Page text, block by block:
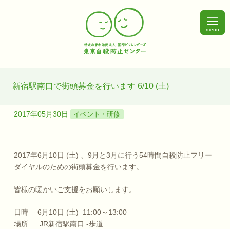
menu
新宿駅南口で街頭募金を行います 6/10 (土)
2017年05月30日 イベント・研修
2017年6月10日 (土) 、9月と3月に行う54時間自殺防止フリー
ダイヤルのための街頭募金を行います。
皆様の暖かいご支援をお願いします。
日時 6月10日 (土) 11:00～13:00
場所: JR新宿駅南口 -歩道